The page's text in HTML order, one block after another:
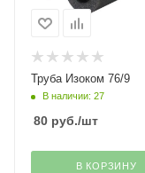
Труба Изоком 76/9
В наличии: 27
80 руб./шт
В КОРЗИНУ